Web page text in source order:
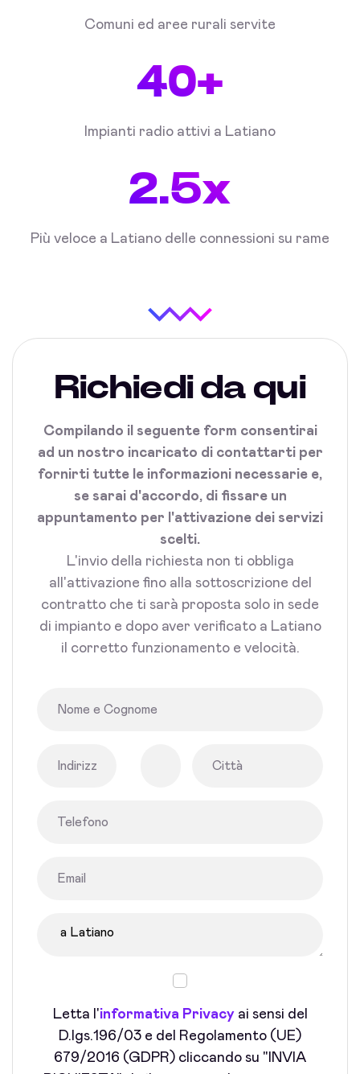
Comuni ed aree rurali servite
40+
Impianti radio attivi a Latiano
2.5x
Più veloce a Latiano delle connessioni su rame
Richiedi da qui
Compilando il seguente form consentirai
ad un nostro incaricato di contattarti per
fornirti tutte le informazioni necessarie e,
se sarai d'accordo, di fissare un
appuntamento per l'attivazione dei servizi
scelti.
L'invio della richiesta non ti obbliga
all'attivazione fino alla sottoscrizione del
contratto che ti sarà proposta solo in sede
di impianto e dopo aver verificato a Latiano
il corretto funzionamento e velocità.
Letta l'informativa Privacyai sensi del
D.lgs.196/03 e del Regolamento (UE)
679/2016 (GDPR) cliccando su "INVIA